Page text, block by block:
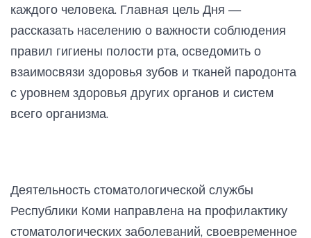
каждого человека. Главная цель Дня —
рассказать населению о важности соблюдения
правил гигиены полости рта, осведомить о
взаимосвязи здоровья зубов и тканей пародонта
с уровнем здоровья других органов и систем
всего организма.
Деятельность стоматологической службы
Республики Коми направлена на профилактику
стоматологических заболеваний, своевременное